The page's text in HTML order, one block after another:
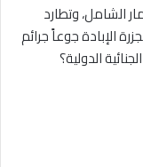
الشامل، وتطارد
الإبادة جوعاً جرائم
الدولية؟